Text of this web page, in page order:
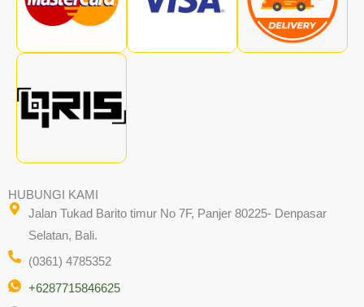
HUBUNGI KAMI
Jalan Tukad Barito timur No 7F, Panjer 80225- Denpasar
Selatan, Bali.
(0361) 4785352
+6287715846625